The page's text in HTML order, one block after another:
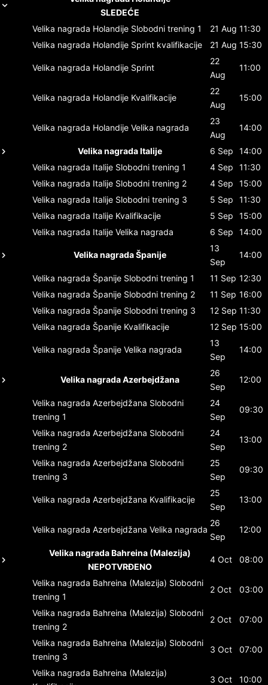
SLEDEĆE
Velika nagrada Holandije Slobodni trening 1 21 Aug 11:30
Velika nagrada Holandije Sprint kvalifikacije 21 Aug 15:30
Velika nagrada Holandije Sprint
22
Aug
11:00
Velika nagrada Holandije Kvalifikacije
22
Aug
15:00
Velika nagrada Holandije Velika nagrada
23
Aug
14:00
Velika nagrada Italije 6 Sep
14:00
Velika nagrada Italije Slobodni trening 1 4 Sep
11:30
Velika nagrada Italije Slobodni trening 2 4 Sep
15:00
Velika nagrada Italije Slobodni trening 3 5 Sep
11:30
Velika nagrada Italije Kvalifikacije 5 Sep
15:00
Velika nagrada Italije Velika nagrada 6 Sep 14:00
Velika nagrada Španije
13
Sep
14:00
Velika nagrada Španije Slobodni trening 1 11 Sep 12:30
Velika nagrada Španije Slobodni trening 2 11 Sep 16:00
Velika nagrada Španije Slobodni trening 3 12 Sep 11:30
Velika nagrada Španije Kvalifikacije 12 Sep 15:00
Velika nagrada Španije Velika nagrada
13
Sep
14:00
Velika nagrada Azerbejdžana
26
Sep
12:00
Velika nagrada Azerbejdžana Slobodni
trening 1
24
Sep
09:30
Velika nagrada Azerbejdžana Slobodni
trening 2
24
Sep
13:00
Velika nagrada Azerbejdžana Slobodni
trening 3
25
Sep
09:30
Velika nagrada Azerbejdžana Kvalifikacije
25
Sep
13:00
Velika nagrada Azerbejdžana Velika nagrada
26
Sep
12:00
Velika nagrada Bahreina (Malezija)
NEPOTVRĐENO
4 Oct 08:00
Velika nagrada Bahreina (Malezija) Slobodni
trening 1
2 Oct 03:00
Velika nagrada Bahreina (Malezija) Slobodni
trening 2
2 Oct 07:00
Velika nagrada Bahreina (Malezija) Slobodni
trening 3
3 Oct 07:00
Velika nagrada Bahreina (Malezija)
3 Oct 10:00